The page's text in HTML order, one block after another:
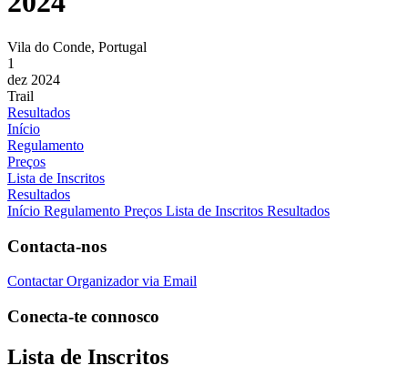
Vila do Conde, Portugal
1
dez 2024
Trail
Resultados
Início
Regulamento
Preços
Lista de Inscritos
Resultados
Início Regulamento Preços Lista de Inscritos Resultados
Contacta-nos
Contactar Organizador via Email
Conecta-te connosco
Lista de Inscritos